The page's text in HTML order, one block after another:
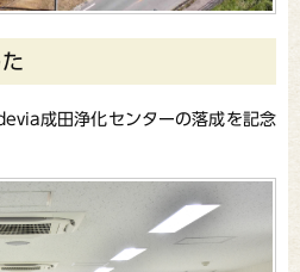
成田浄化センターの落成を記念